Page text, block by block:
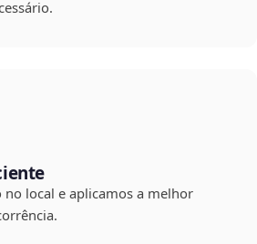
no local e aplicamos a melhor